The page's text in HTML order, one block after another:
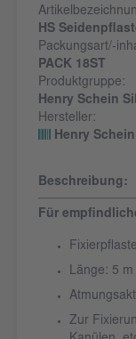
HS
Packungsart/-
PACK 18ST
Produktgruppe:
Henry Schein
Hersteller:
Henry Schein
Beschreibung:
Für
Länge: 5 m
Zur